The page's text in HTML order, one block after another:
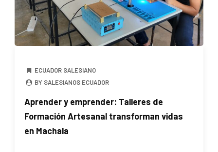
ECUADOR SALESIANO
BY SALESIANOS ECUADOR
Aprender y emprender: Talleres de
Formación Artesanal transforman vidas
en Machala